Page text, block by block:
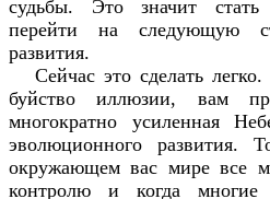
судьбы. Это значит стать
перейти на следующую
развития.
Сейчас это сделать
буйство иллюзии, вам
многократно усиленная
эволюционного развития.
окружающем вас мире все
контролю и когда